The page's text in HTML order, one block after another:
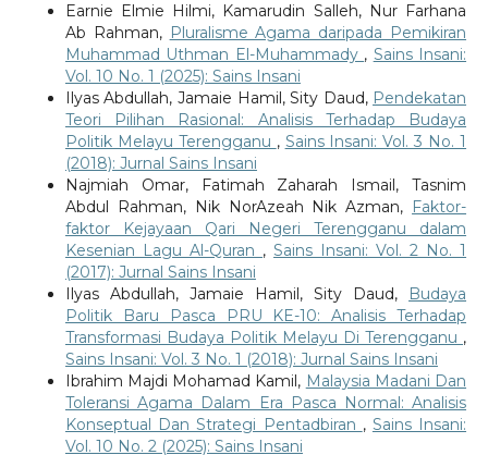
Earnie Elmie Hilmi, Kamarudin Salleh, Nur Farhana
Ab Rahman, Pluralisme Agama daripada Pemikiran
Muhammad Uthman El-Muhammady , Sains Insani:
Vol. 10 No. 1 (2025): Sains Insani
Ilyas Abdullah, Jamaie Hamil, Sity Daud, Pendekatan
Teori Pilihan Rasional: Analisis Terhadap Budaya
Politik Melayu Terengganu , Sains Insani: Vol. 3 No. 1
(2018): Jurnal Sains Insani
Najmiah Omar, Fatimah Zaharah Ismail, Tasnim
Abdul Rahman, Nik NorAzeah Nik Azman, Faktor-
faktor Kejayaan Qari Negeri Terengganu dalam
Kesenian Lagu Al-Quran ,Sains Insani: Vol. 2 No. 1
(2017): Jurnal Sains Insani
Ilyas Abdullah, Jamaie Hamil, Sity Daud,
Budaya
Politik Baru Pasca PRU KE-10: Analisis Terhadap
Transformasi Budaya Politik Melayu Di Terengganu ,
Sains Insani: Vol. 3 No. 1 (2018): Jurnal Sains Insani
Ibrahim Majdi Mohamad Kamil, Malaysia Madani Dan
Toleransi Agama Dalam Era Pasca Normal: Analisis
Konseptual Dan Strategi Pentadbiran , Sains Insani:
Vol. 10 No. 2 (2025): Sains Insani